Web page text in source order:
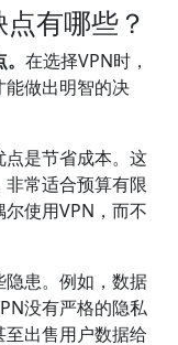
有哪些？
在选择VPN时，
能做出明智的决
是节省成本。这
常适合预算有限
使用VPN，而不
患。例如，数据
没有严格的隐私
出售用户数据给